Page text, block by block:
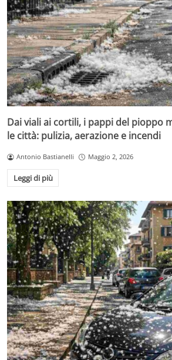
Dai viali ai cortili, i pappi del pioppo
le città: pulizia, aerazione e incendi
Antonio Bastianelli Maggio 2, 2026
Leggi di più